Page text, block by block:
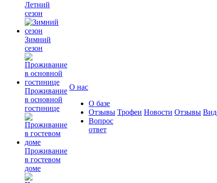
Летний
сезон
Зимний
сезон
Проживание
в основной
гостинице
Проживание
в гостевом
доме
О нас
О базе
Отзывы
Вопрос
ответ
Трофеи Новости Отзывы